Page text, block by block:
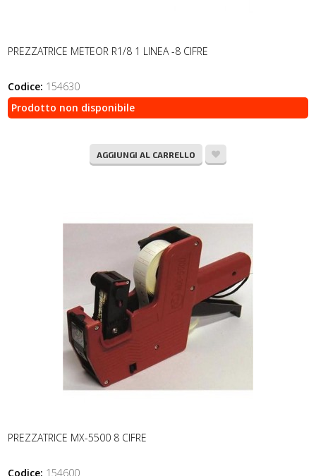
PREZZATRICE METEOR R1/8 1 LINEA -8 CIFRE
Codice: 154630
Prodotto non disponibile
AGGIUNGI AL CARRELLO
PREZZATRICE MX-5500 8 CIFRE
Codice: 154600